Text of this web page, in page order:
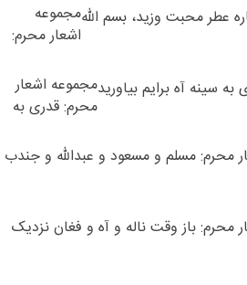
مجموعه
اشعار محرم:
محبت وزید،
بسم الله
مجموعه اشعار
محرم: قدری به
بیاورید
محرم: مسلم و مسعود و عبدالله و جندب
محرم: باز وقت ناله و آه و فغان نزدیک